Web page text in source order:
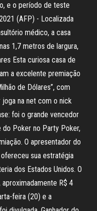
e o período de teste
(AFP) - Localizada
médico, a casa
1,7 metros de largura,
Esta curiosa casa de
a excelente premiação
de Dólares”, com
joga na net com o nick
foi o grande vencedor
do Poker no Party Poker,
O apresentador do
ofereceu sua estratégia
dos Estados Unidos. O
R$ 4
feira (20) e a